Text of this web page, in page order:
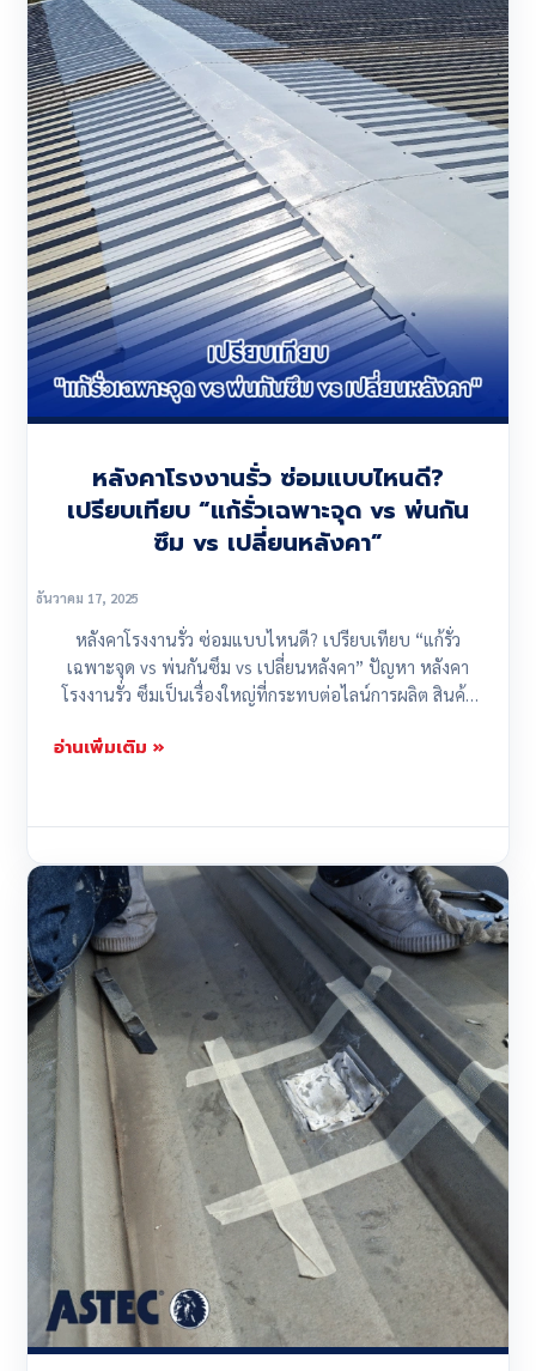
หลังคาโรงงานรั่ว ซ่อมแบบไหนดี?
เปรียบเทียบ “แก้รั่วเฉพาะจุด vs พ่นกัน
ซึม vs เปลี่ยนหลังคา”
ธันวาคม 17, 2025
หลังคาโรงงานรั่ว ซ่อมแบบไหนดี? เปรียบเทียบ “แก้รั่ว
เฉพาะจุด vs พ่นกันซึม vs เปลี่ยนหลังคา” ปัญหา หลังคา
โรงงานรั่ว ซึมเป็นเรื่องใหญ่ที่กระทบต่อไลน์การผลิต สินค้า
อ่านเพิ่มเติม »